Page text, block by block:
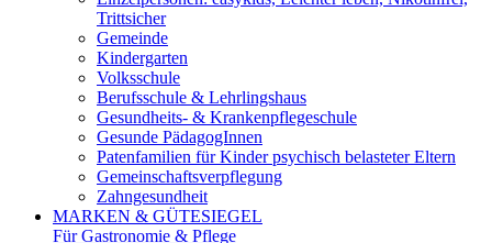
Trittsicher
Gemeinde
Kindergarten
Volksschule
Berufsschule & Lehrlingshaus
Gesundheits- & Krankenpflegeschule
Gesunde PädagogInnen
Patenfamilien für Kinder psychisch belasteter Eltern
Gemeinschaftsverpflegung
Zahngesundheit
MARKEN & GÜTESIEGEL
Für Gastronomie & Pflege